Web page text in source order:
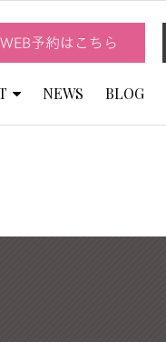
WEB予約はこちら
NEWS BLOG